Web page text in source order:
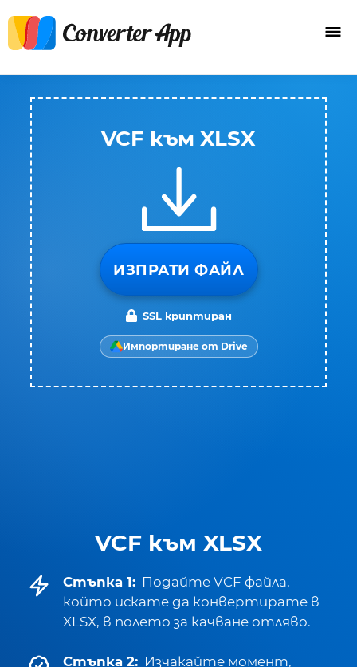
VCF към XLSX
Стъпка 1: Подайте VCF файла,
който искате да конвертирате в
XLSX, в полето за качване отляво.
Стъпка 2: Изчакайте момент,
VCF към XLSX
ИЗПРАТИ ФАЙЛ
SSL криптиран
Импортиране от Drive